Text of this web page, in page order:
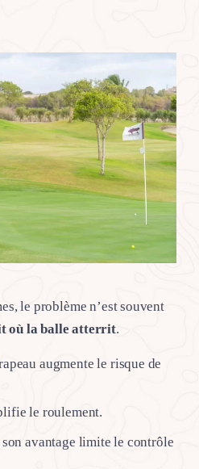
le problème n’est souvent
où la balle atterrit.
augmente le risque de
le roulement.
avantage limite le contrôle